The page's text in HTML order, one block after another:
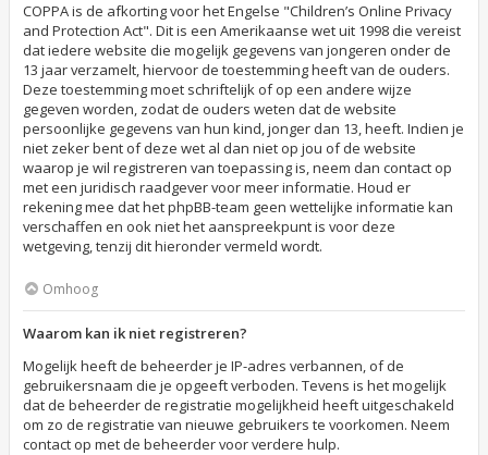
COPPA is de afkorting voor het Engelse "Children’s Online Privacy
and Protection Act". Dit is een Amerikaanse wet uit 1998 die vereist
dat iedere website die mogelijk gegevens van jongeren onder de
13 jaar verzamelt, hiervoor de toestemming heeft van de ouders.
Deze toestemming moet schriftelijk of op een andere wijze
gegeven worden, zodat de ouders weten dat de website
persoonlijke gegevens van hun kind, jonger dan 13, heeft. Indien je
niet zeker bent of deze wet al dan niet op jou of de website
waarop je wil registreren van toepassing is, neem dan contact op
met een juridisch raadgever voor meer informatie. Houd er
rekening mee dat het phpBB-team geen wettelijke informatie kan
verschaffen en ook niet het aanspreekpunt is voor deze
wetgeving, tenzij dit hieronder vermeld wordt.
Omhoog
Waarom kan ik niet registreren?
Mogelijk heeft de beheerder je IP-adres verbannen, of de
gebruikersnaam die je opgeeft verboden. Tevens is het mogelijk
dat de beheerder de registratie mogelijkheid heeft uitgeschakeld
om zo de registratie van nieuwe gebruikers te voorkomen. Neem
contact op met de beheerder voor verdere hulp.